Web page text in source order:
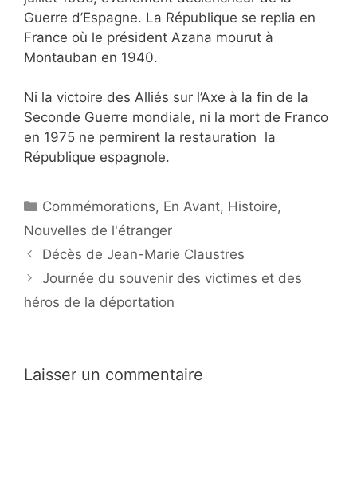
Guerre d’Espagne. La République se replia en
France où le président Azana mourut à
Montauban en 1940.
Ni la victoire des Alliés sur l’Axe à la fin de la
Seconde Guerre mondiale, ni la mort de Franco
en 1975 ne permirent la restauration la
République espagnole.
Catégories
Commémorations, En Avant, Histoire,
Nouvelles de l'étranger
Navigation
des
Décès de Jean-Marie Claustres
Journée du souvenir des victimes et des
héros de la déportation
Laisser un commentaire